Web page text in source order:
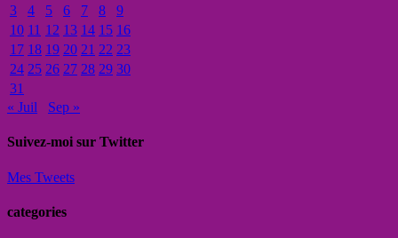
3
4 5 6 7 8
9
10 11 12 13 14 15 16
17 18 19 20 21 22 23
24 25 26 27 28 29 30
31
« Juil
Sep »
Suivez-moi sur Twitter
Mes Tweets
categories